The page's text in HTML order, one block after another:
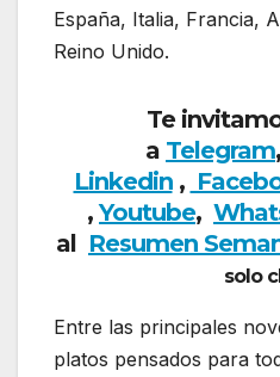
España, Italia, Francia,
Reino Unido.
Te
a Telegram,
Linkedin,
,Youtube,
al Resumen
solo
Entre las principales
platos pensados para